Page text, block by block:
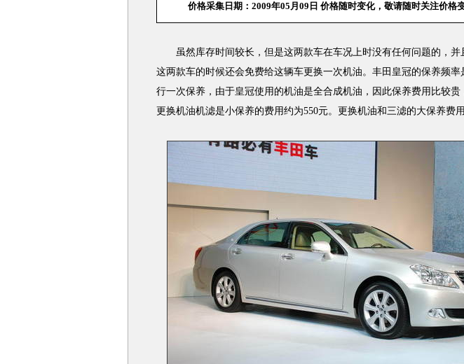
价格采集日期：2009年05月09日 价格随时变化，敬请随时关注价格
虽然库存时间较长，但是这两款车在车况上时没有任何问题的，并
这两款车的时候还会免费给这辆车更换一次机油。丰田皇冠的保养频率
行一次保养，由于皇冠使用的机油是全合成机油，因此保养费用比较贵
更换机油机滤是小保养的费用约为550元。更换机油和三滤的大保养费用